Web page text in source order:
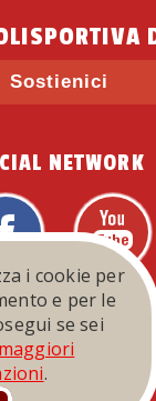
Sostienici
NETWORK
i cookie per
e per le
se sei
maggiori
.